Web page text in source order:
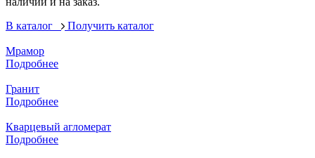
В каталог
Получить каталог
Мрамор
Подробнее
Гранит
Подробнее
Кварцевый агломерат
Подробнее